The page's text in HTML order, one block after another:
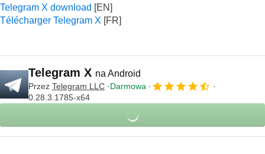
Telegram X download
Télécharger Telegram X
Telegram X na Android
Przez Telegram LLC
Darmowa
0.28.3.1785-x64